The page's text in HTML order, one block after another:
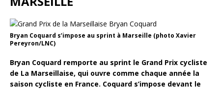
Bryan Coquard s’impose au sprint à Marseille (photo Xavier
Pereyron/LNC)
Bryan Coquard remporte au sprint le Grand Prix cycliste
de La Marseillaise, qui ouvre comme chaque année la
saison cycliste en France. Coquard s’impose devant le